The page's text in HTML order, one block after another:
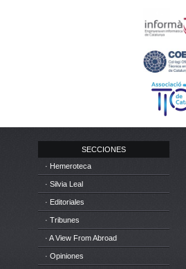
SECCIONES
· Hemeroteca
· Silvia Leal
· Editoriales
· Tribunes
· A View From Abroad
· Opiniones